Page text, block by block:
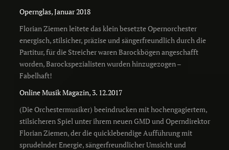
Opernglas, Januar 2018
Florian Ziemen leitete das klein besetzte Opernorchester
energisch, stilsicher, präzise und sängerfreundlich durch die
Partitur, für die Streicher waren Barockbögen angeschafft
worden, Barockspezialisten wurden hinzugezogen –
Fabelhaft!
Online Musik Magazin, 3. 12.2017
(Die Orchestermusiker) beeindrucken mit hochengagiertem,
stilsicheren Spiel unter ihrem neuen GMD und Operndirektor
Florian Ziemen, der die quicklebendige Aufführung mit
sprudelnder Energie, sängerfreundlicher Umsicht und